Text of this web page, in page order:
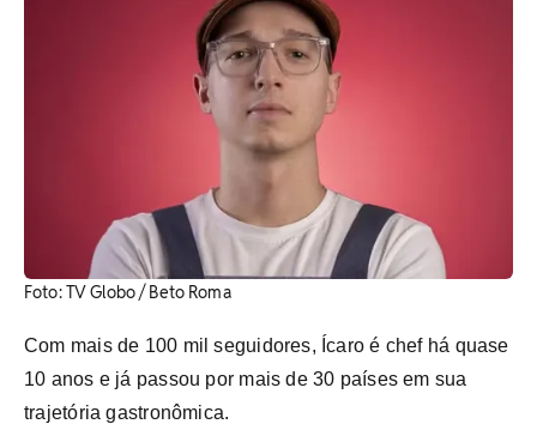
Foto: TV Globo / Beto Roma
Com mais de 100 mil seguidores, Ícaro é chef há quase
10 anos e já passou por mais de 30 países em sua
trajetória gastronômica.